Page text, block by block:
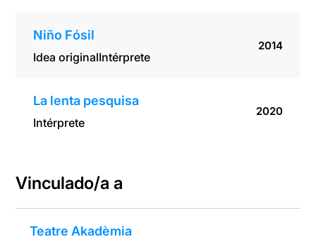
Niño Fósil
Idea originalIntérprete
2014
La lenta pesquisa
Intérprete
2020
Vinculado/a a
Teatre Akadèmia